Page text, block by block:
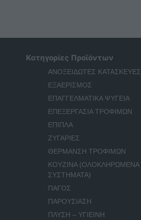
Κατηγορίες Προϊόντων
ΑΝΟΞΕΙΔΩΤΕΣ ΚΑΤΑΣΚΕΥΕΣ
ΕΞΑΕΡΙΣΜΟΣ
ΕΠΑΓΓΕΛΜΑΤΙΚΑ ΨΥΓΕΙΑ
ΕΠΕΞΕΡΓΑΣΙΑ ΤΡΟΦΙΜΩΝ
ΕΠΙΠΛΑ
ΖΥΓΑΡΙΕΣ
ΘΕΡΜΑΝΣΗ ΤΡΟΦΙΜΩΝ
ΚΟΥΖΙΝΑ (ΟΛΟΚΛΗΡΩΜΕΝΑ
ΣΥΣΤΗΜΑΤΑ)
ΠΑΓΟΣ
ΠΑΡΟΥΣΙΑΣΗ
ΠΛΥΣΗ – ΥΓΙΕΙΝΗ